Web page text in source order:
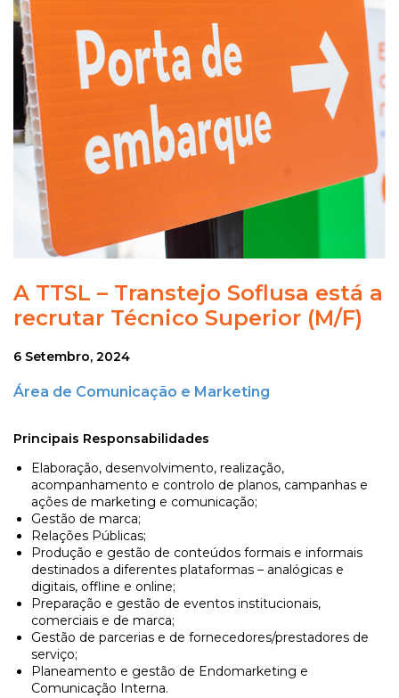
A TTSL – Transtejo Soflusa está a
recrutar Técnico Superior (M/F)
6 Setembro, 2024
Área de Comunicação e Marketing
Principais Responsabilidades
Elaboração, desenvolvimento, realização,
acompanhamento e controlo de planos, campanhas e
ações de marketing e comunicação;
Gestão de marca;
Relações Públicas;
Produção e gestão de conteúdos formais e informais
destinados a diferentes plataformas – analógicas e
digitais, offline e online;
Preparação e gestão de eventos institucionais,
comerciais e de marca;
Gestão de parcerias e de fornecedores/prestadores de
serviço;
Planeamento e gestão de Endomarketing e
Comunicação Interna.